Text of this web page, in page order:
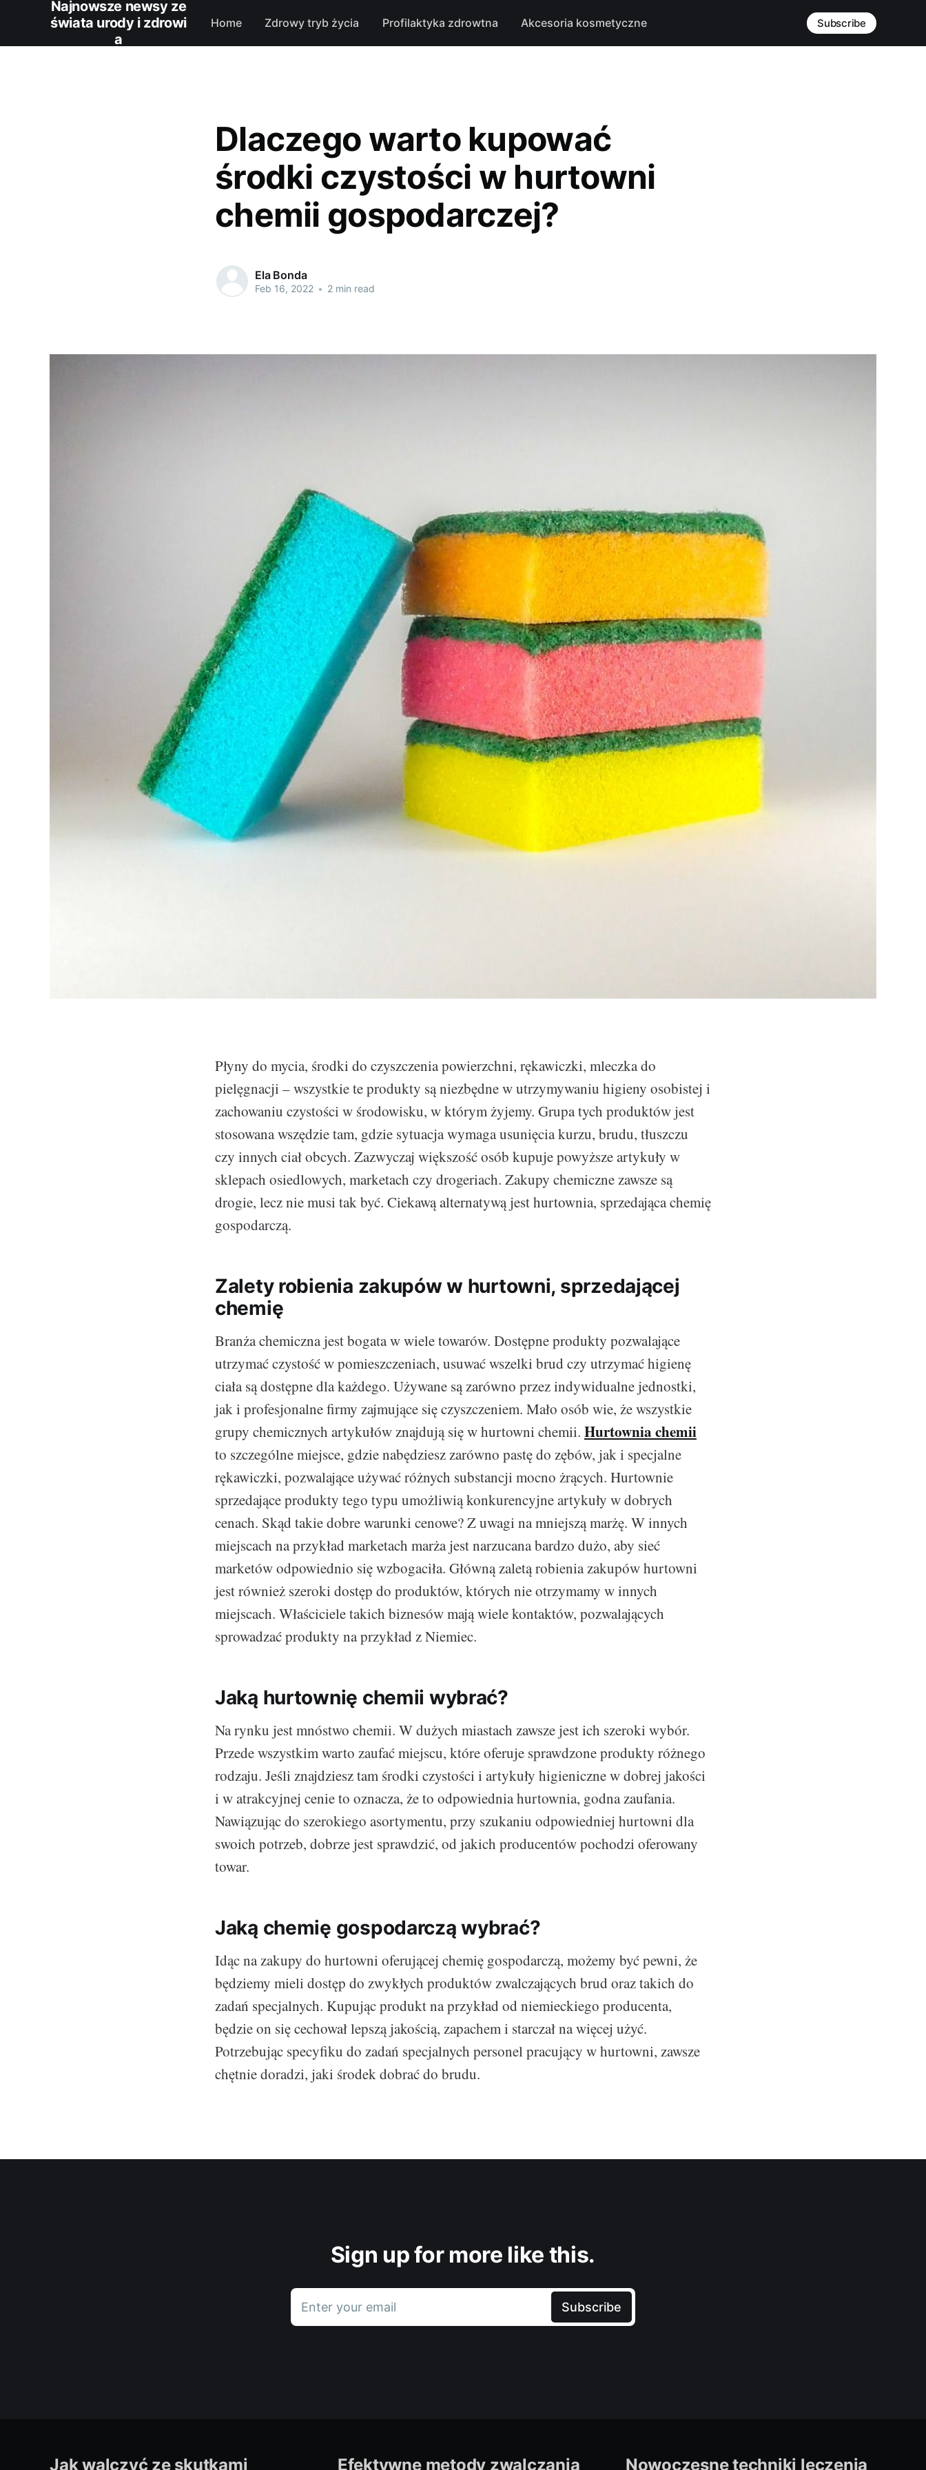
Najnowsze newsy ze
świata urody i zdrowi
a
Home Zdrowy tryb życia Profilaktyka zdrowtna Akcesoria kosmetyczne Subscribe
Dlaczego warto kupować
środki czystości w hurtowni
chemii gospodarczej?
Ela Bonda
Feb 16, 2022 • 2 min read
Płyny do mycia, środki do czyszczenia powierzchni, rękawiczki, mleczka do
pielęgnacji – wszystkie te produkty są niezbędne w utrzymywaniu higieny osobistej i
zachowaniu czystości w środowisku, w którym żyjemy. Grupa tych produktów jest
stosowana wszędzie tam, gdzie sytuacja wymaga usunięcia kurzu, brudu, tłuszczu
czy innych ciał obcych. Zazwyczaj większość osób kupuje powyższe artykuły w
sklepach osiedlowych, marketach czy drogeriach. Zakupy chemiczne zawsze są
drogie, lecz nie musi tak być. Ciekawą alternatywą jest hurtownia, sprzedająca chemię
gospodarczą.
Zalety robienia zakupów w hurtowni, sprzedającej
chemię
Branża chemiczna jest bogata w wiele towarów. Dostępne produkty pozwalające
utrzymać czystość w pomieszczeniach, usuwać wszelki brud czy utrzymać higienę
ciała są dostępne dla każdego. Używane są zarówno przez indywidualne jednostki,
jak i profesjonalne firmy zajmujące się czyszczeniem. Mało osób wie, że wszystkie
grupy chemicznych artykułów znajdują się w hurtowni chemii. Hurtownia chemii
to szczególne miejsce, gdzie nabędziesz zarówno pastę do zębów, jak i specjalne
rękawiczki, pozwalające używać różnych substancji mocno żrących. Hurtownie
sprzedające produkty tego typu umożliwią konkurencyjne artykuły w dobrych
cenach. Skąd takie dobre warunki cenowe? Z uwagi na mniejszą marżę. W innych
miejscach na przykład marketach marża jest narzucana bardzo dużo, aby sieć
marketów odpowiednio się wzbogaciła. Główną zaletą robienia zakupów hurtowni
jest również szeroki dostęp do produktów, których nie otrzymamy w innych
miejscach. Właściciele takich biznesów mają wiele kontaktów, pozwalających
sprowadzać produkty na przykład z Niemiec.
Jaką hurtownię chemii wybrać?
Na rynku jest mnóstwo chemii. W dużych miastach zawsze jest ich szeroki wybór.
Przede wszystkim warto zaufać miejscu, które oferuje sprawdzone produkty różnego
rodzaju. Jeśli znajdziesz tam środki czystości i artykuły higieniczne w dobrej jakości
i w atrakcyjnej cenie to oznacza, że to odpowiednia hurtownia, godna zaufania.
Nawiązując do szerokiego asortymentu, przy szukaniu odpowiedniej hurtowni dla
swoich potrzeb, dobrze jest sprawdzić, od jakich producentów pochodzi oferowany
towar.
Jaką chemię gospodarczą wybrać?
Idąc na zakupy do hurtowni oferującej chemię gospodarczą, możemy być pewni, że
będziemy mieli dostęp do zwykłych produktów zwalczających brud oraz takich do
zadań specjalnych. Kupując produkt na przykład od niemieckiego producenta,
będzie on się cechował lepszą jakością, zapachem i starczał na więcej użyć.
Potrzebując specyfiku do zadań specjalnych personel pracujący w hurtowni, zawsze
chętnie doradzi, jaki środek dobrać do brudu.
Sign up for more like this.
Enter your email Subscribe
Jak walczyć ze skutkami Efektywne metody zwalczania Nowoczesne techniki leczenia